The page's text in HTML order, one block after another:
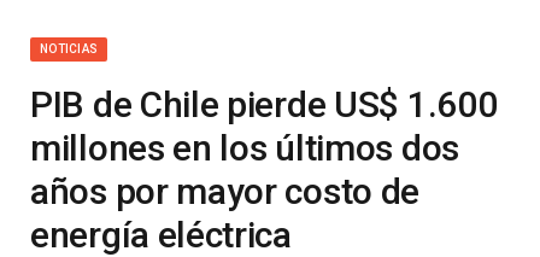
NOTICIAS
PIB de Chile pierde US$ 1.600
millones en los últimos dos
años por mayor costo de
energía eléctrica